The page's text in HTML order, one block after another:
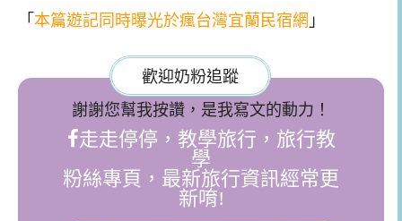
「本篇遊記同時曝光於瘋台灣宜蘭民宿網 」
歡迎奶粉追蹤
謝謝您幫我按讚，是我寫文的動力！
走走停停，教學旅行，旅行教
學
粉絲專頁，最新旅行資訊經常更
新唷!